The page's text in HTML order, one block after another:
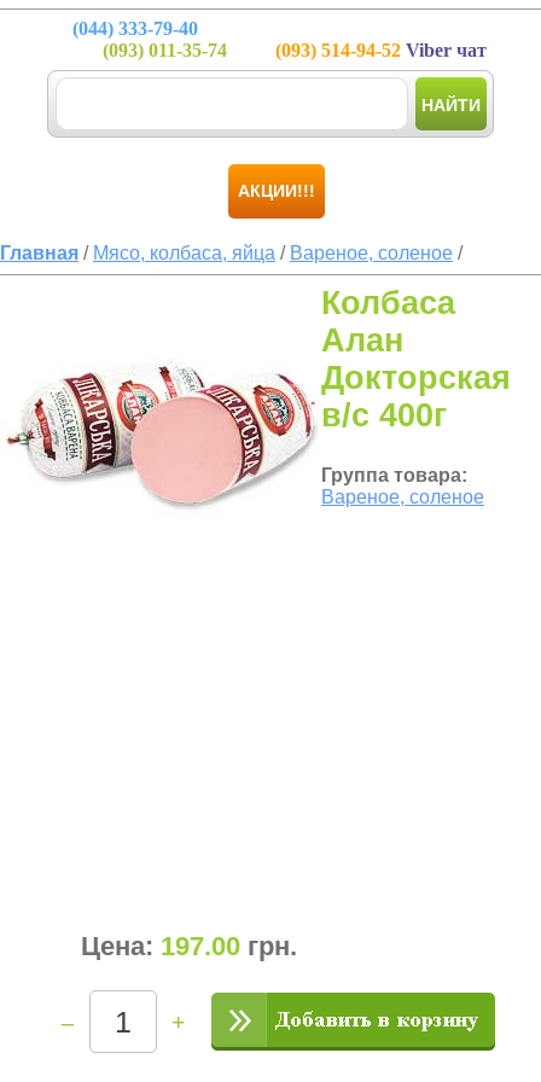
(044) 333-79-40
(093) 011-35-74 (093) 514-94-52 Viber чат
НАЙТИ
АКЦИИ!!!
Главная / Мясо, колбаса, яйца / Вареное, соленое /
Колбаса
Алан
Докторская
в/с 400г
Группа товара:
Вареное, соленое
Цена: 197.00 грн.
– +